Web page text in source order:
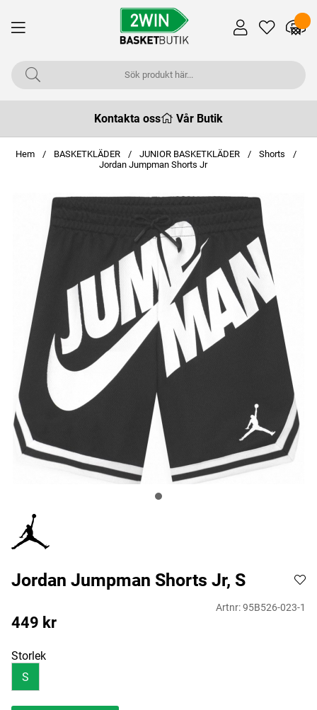
Kontakta oss Vår Butik
Hem BASKETKLÄDER JUNIOR BASKETKLÄDER
Shorts
Jordan Jumpman Shorts Jr
Jordan Jumpman Shorts Jr, S
Artnr:95B526-023-1
449 kr
Storlek
S